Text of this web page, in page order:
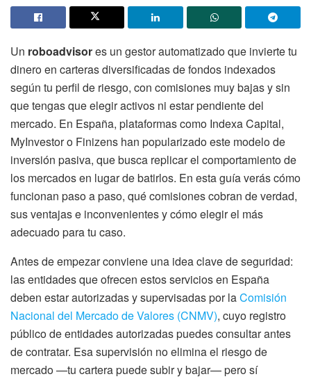
Un roboadvisores un gestor automatizado que invierte tu
dinero en carteras diversificadas de fondos indexados
según tu perfil de riesgo, con comisiones muy bajas y sin
que tengas que elegir activos ni estar pendiente del
mercado. En España, plataformas como Indexa Capital,
MyInvestor o Finizens han popularizado este modelo de
inversión pasiva, que busca replicar el comportamiento de
los mercados en lugar de batirlos. En esta guía verás cómo
funcionan paso a paso, qué comisiones cobran de verdad,
sus ventajas e inconvenientes y cómo elegir el más
adecuado para tu caso.
Antes de empezar conviene una idea clave de seguridad:
las entidades que ofrecen estos servicios en España
deben estar autorizadas y supervisadas por laComisión
Nacional del Mercado de Valores (CNMV), cuyo registro
público de entidades autorizadas puedes consultar antes
de contratar. Esa supervisión no elimina el riesgo de
mercado —tu cartera puede subir y bajar— pero sí